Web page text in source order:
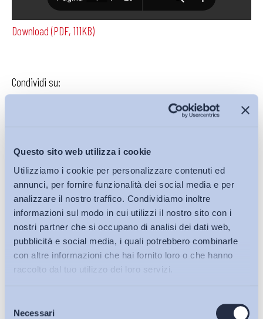
Questo sito web utilizza i cookie
Utilizziamo i cookie per personalizzare contenuti ed
annunci, per fornire funzionalità dei social media e per
analizzare il nostro traffico. Condividiamo inoltre
informazioni sul modo in cui utilizzi il nostro sito con i
nostri partner che si occupano di analisi dei dati web,
pubblicità e social media, i quali potrebbero combinarle
con altre informazioni che hai fornito loro o che hanno
raccolto dal tuo utilizzo dei loro servizi.
delNecessariBollettini ADAPT
Download (PDF, 111KB)
Condividi su:
Iscriviti alla Newsletter